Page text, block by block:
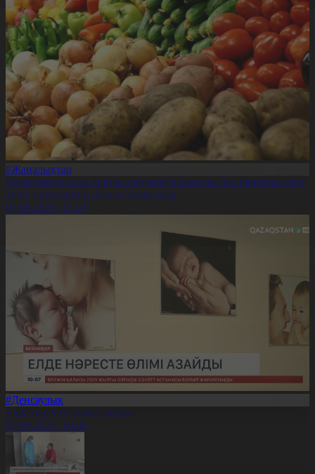
#Жаңалықтар
Қазақстанда апта ішінде әлеуметтік маңызы бар бірқатар азық-
түлік өнімдерінің бағасы төмендеді
07.08.2026, 11:24
#Денсаулық
Елде нәресте өлімі азайды
07.08.2026, 10:08